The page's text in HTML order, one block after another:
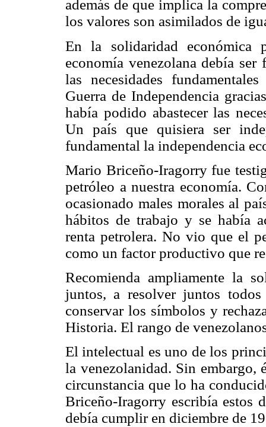
además de que implica la
los valores son asimilados de
En la solidaridad económica
economía venezolana debía
las necesidades
Guerra de Independencia
había podido abastecer las
Un país que quisiera ser
fundamental la independencia
Mario Briceño-Iragorry fue
petróleo a nuestra economía.
ocasionado males morales al
hábitos de trabajo y se había
renta petrolera. No vio que el
como un factor productivo que
Recomienda ampliamente la
juntos, a resolver juntos todos
conservar los símbolos y
Historia. El rango de
El intelectual es uno de los
la venezolanidad. Sin embargo,
circunstancia que lo ha
Briceño-Iragorry escribía estos
debía cumplir en diciembre de